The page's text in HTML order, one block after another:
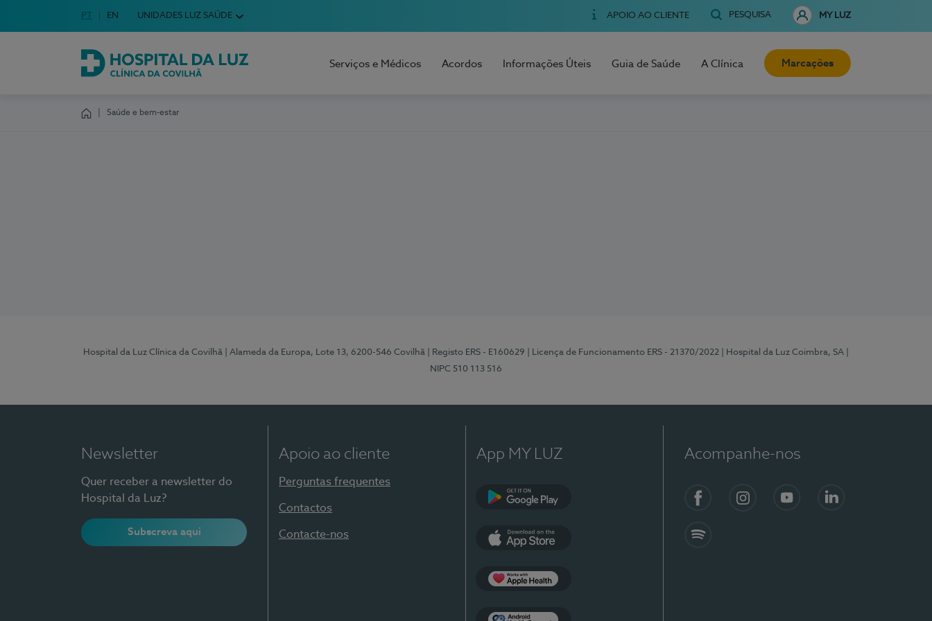
Escolha o seu idioma
Idioma em Português
PT English Language
EN UNIDADES LUZ SAÚDE APOIO AO CLIENTE PESQUISA MY LUZ
Hospital da Luz Clínica da Covilhã
Serviços e Médicos Acordos Informações Úteis Guia de Saúde A Clínica Marcações
Saúde e bem-estar
Hospital da Luz Clínica da Covilhã | Alameda da Europa, Lote 13, 6200-546 Covilhã | Registo ERS - E160629 | Licença de Funcionamento ERS - 21370/2022 | Hospital da Luz Coimbra, SA
NIPC 510 113 516
Newsletter
Quer receber a newsletter do
Hospital da Luz?
Subscreva aqui
Apoio ao cliente
Perguntas frequentes
Contactos
Contacte-nos
App MY LUZ Acompanhe-nos